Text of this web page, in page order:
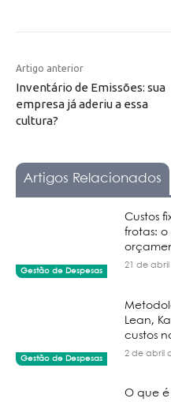
Artigo anterior
Inventário de Emissões: sua
empresa já aderiu a essa
cultura?
Artigos Relacionados
Gestão de Despesas
Custos
frotas:
21 de abril
Gestão de Despesas
Lean,
custos
2 de abril
O que